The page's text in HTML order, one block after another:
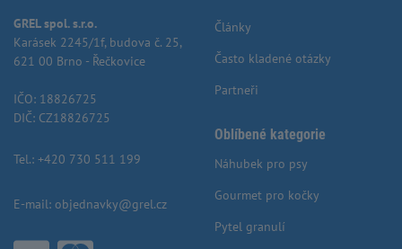
GREL spol. s.r.o.
Karásek 2245/1f, budova č. 25,
621 00 Brno - Řečkovice
IČO: 18826725
DIČ: CZ18826725
Tel.: +420 730 511 199
E-mail: objednavky@grel.cz
Články
Často kladené otázky
Partneři
Oblíbené kategorie
Náhubek pro psy
Gourmet pro kočky
Pytel granulí